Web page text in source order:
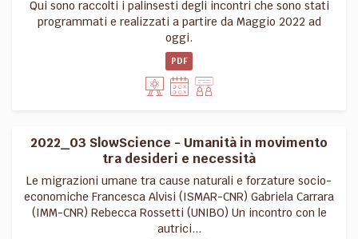
Qui sono raccolti i palinsesti degli incontri che sono stati
programmati e realizzati a partire da Maggio 2022 ad
oggi.
PDF
2022_03 SlowScience - Umanità in movimento
tra desideri e necessità
Le migrazioni umane tra cause naturali e forzature socio-
economiche Francesca Alvisi (ISMAR-CNR) Gabriela Carrara
(IMM-CNR) Rebecca Rossetti (UNIBO) Un incontro con le
autrici...